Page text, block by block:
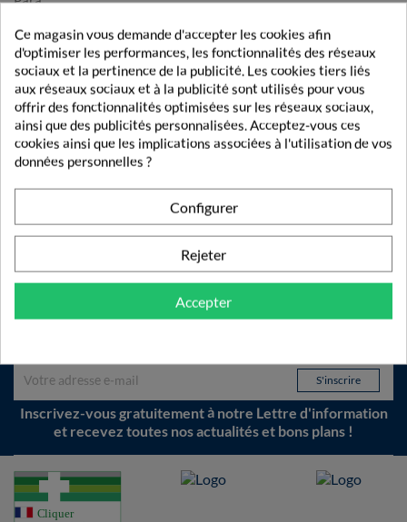
Livraison rapide
Découvrez nos modes et tarifs de livraison.
Paiement sécurisé
Vos transactions gérées en toute sécurité.
Fidélité
Obtenez des récompenses lors de vos achats
LETTRE D'INFORMATION
Inscrivez-vous gratuitement à notre Lettre d'information
et recevez toutes nos actualités et bons plans !
Ce magasin vous demande d'accepter les cookies afin
d'optimiser les performances, les fonctionnalités des réseaux
sociaux et la pertinence de la publicité. Les cookies tiers liés
aux réseaux sociaux et à la publicité sont utilisés pour vous
offrir des fonctionnalités optimisées sur les réseaux sociaux,
ainsi que des publicités personnalisées. Acceptez-vous ces
cookies ainsi que les implications associées à l'utilisation de vos
données personnelles ?
Configurer
Rejeter
Accepter